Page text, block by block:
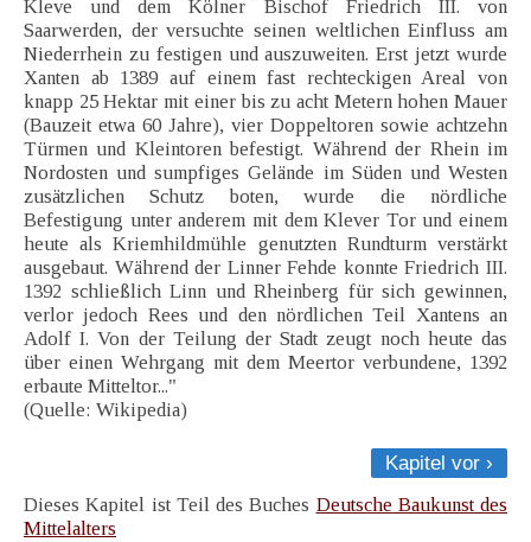
Kleve und dem Kölner Bischof Friedrich III. von
Saarwerden, der versuchte seinen weltlichen Einfluss am
Niederrhein zu festigen und auszuweiten. Erst jetzt wurde
Xanten ab 1389 auf einem fast rechteckigen Areal von
knapp 25 Hektar mit einer bis zu acht Metern hohen Mauer
(Bauzeit etwa 60 Jahre), vier Doppeltoren sowie achtzehn
Türmen und Kleintoren befestigt. Während der Rhein im
Nordosten und sumpfiges Gelände im Süden und Westen
zusätzlichen Schutz boten, wurde die nördliche
Befestigung unter anderem mit dem Klever Tor und einem
heute als Kriemhildmühle genutzten Rundturm verstärkt
ausgebaut. Während der Linner Fehde konnte Friedrich III.
1392 schließlich Linn und Rheinberg für sich gewinnen,
verlor jedoch Rees und den nördlichen Teil Xantens an
Adolf I. Von der Teilung der Stadt zeugt noch heute das
über einen Wehrgang mit dem Meertor verbundene, 1392
erbaute Mitteltor..."
(Quelle: Wikipedia)
Kapitel vor ›
Dieses Kapitel ist Teil des Buches Deutsche Baukunst des
Mittelalters